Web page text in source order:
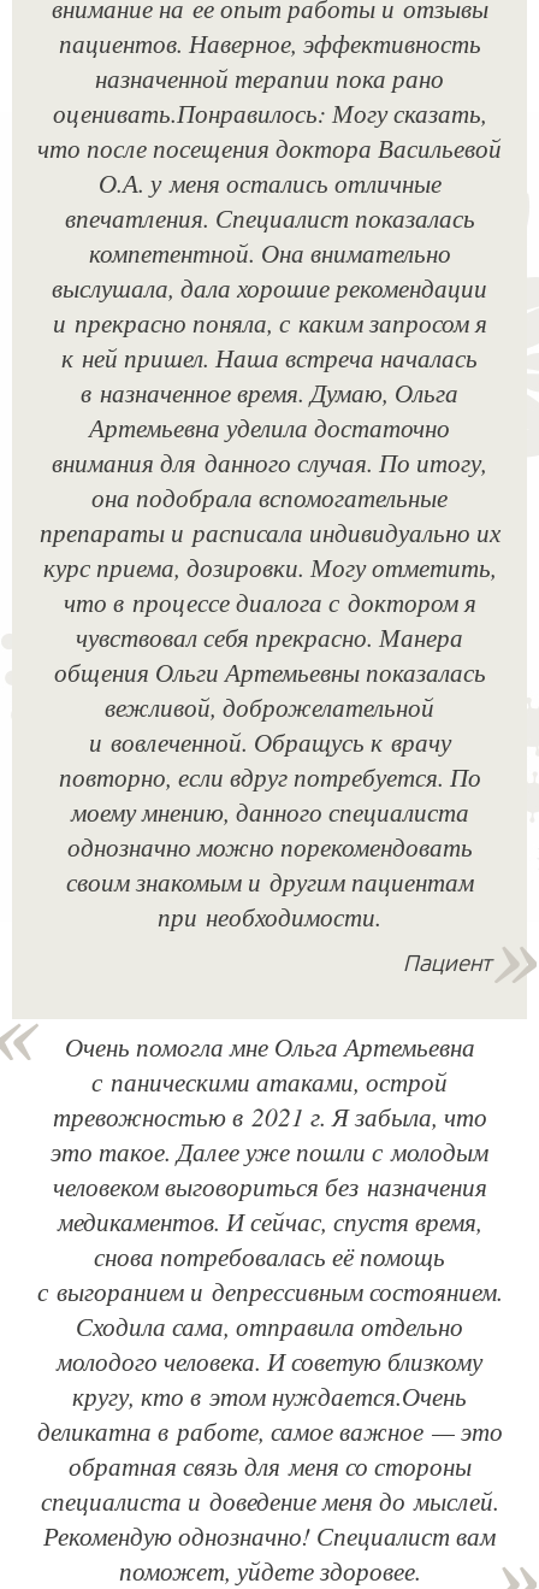
внимание на ее опыт работы и отзывы
пациентов. Наверное, эффективность
назначенной терапии пока рано
оценивать.Понравилось: Могу сказать,
что после посещения доктора Васильевой
О.А. у меня остались отличные
впечатления. Специалист показалась
компетентной. Она внимательно
выслушала, дала хорошие рекомендации
и прекрасно поняла, с каким запросом я
к ней пришел. Наша встреча началась
в назначенное время. Думаю, Ольга
Артемьевна уделила достаточно
внимания для данного случая. По итогу,
она подобрала вспомогательные
препараты и расписала индивидуально их
курс приема, дозировки. Могу отметить,
что в процессе диалога с доктором я
чувствовал себя прекрасно. Манера
общения Ольги Артемьевны показалась
вежливой, доброжелательной
и вовлеченной. Обращусь к врачу
повторно, если вдруг потребуется. По
моему мнению, данного специалиста
однозначно можно порекомендовать
своим знакомым и другим пациентам
при необходимости.
Пациент
Очень помогла мне Ольга Артемьевна
с паническими атаками, острой
тревожностью в 2021 г. Я забыла, что
это такое. Далее уже пошли с молодым
человеком выговориться без назначения
медикаментов. И сейчас, спустя время,
снова потребовалась её помощь
с выгоранием и депрессивным состоянием.
Сходила сама, отправила отдельно
молодого человека. И советую близкому
кругу, кто в этом нуждается.Очень
деликатна в работе, самое важное — это
обратная связь для меня со стороны
специалиста и доведение меня до мыслей.
Рекомендую однозначно! Специалист вам
поможет, уйдете здоровее.